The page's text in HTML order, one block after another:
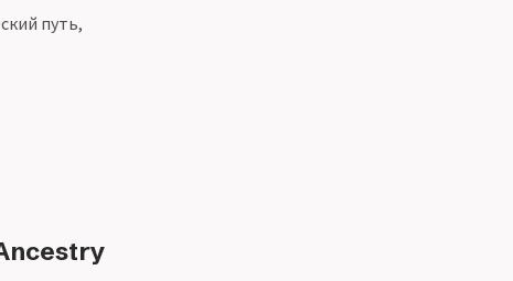
путь,